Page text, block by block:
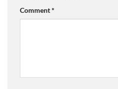
Comment*